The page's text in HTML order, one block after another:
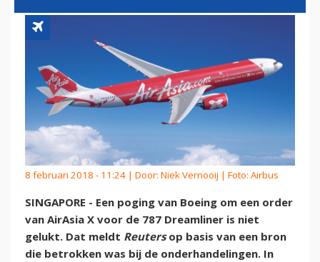
8 februari 2018 - 11:24 | Door: Niek Vernooij | Foto: Airbus
SINGAPORE - Een poging van Boeing om een order
van AirAsia X voor de 787 Dreamliner is niet
gelukt. Dat meldt Reutersop basis van een bron
die betrokken was bij de onderhandelingen. In